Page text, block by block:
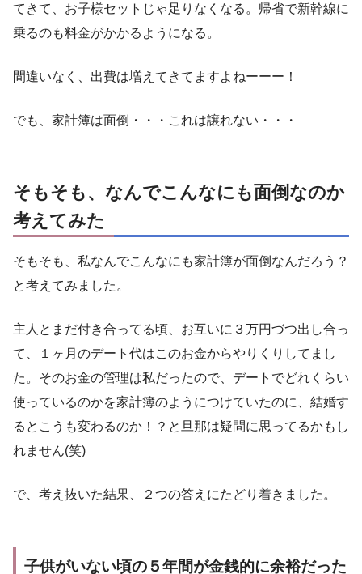
てきて、お子様セットじゃ足りなくなる。帰省で新幹線に
乗るのも料金がかかるようになる。
間違いなく、出費は増えてきてますよねーーー！
でも、家計簿は面倒・・・これは譲れない・・・
そもそも、なんでこんなにも面倒なのか
考えてみた
そもそも、私なんでこんなにも家計簿が面倒なんだろう？
と考えてみました。
主人とまだ付き合ってる頃、お互いに３万円づつ出し合っ
て、１ヶ月のデート代はこのお金からやりくりしてまし
た。そのお金の管理は私だったので、デートでどれくらい
使っているのかを家計簿のようにつけていたのに、結婚す
るとこうも変わるのか！？と旦那は疑問に思ってるかもし
れません(笑)
で、考え抜いた結果、２つの答えにたどり着きました。
子供がいない頃の５年間が金銭的に余裕だった